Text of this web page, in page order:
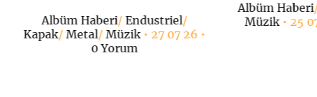
Albüm Haberi/Endustriel/
Kapak/Metal/Müzik• 27 07 26 •
0 Yorum
Albüm Haberi
Müzik• 25